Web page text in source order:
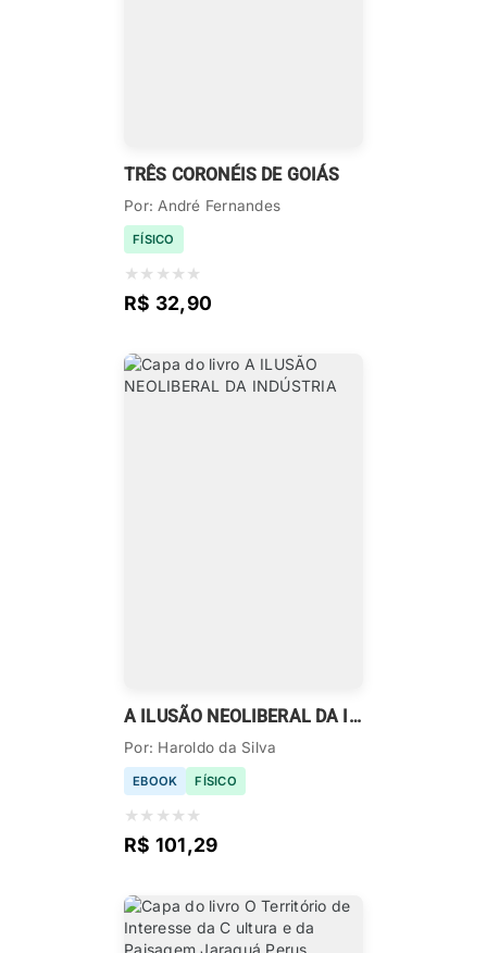
TRÊS CORONÉIS DE GOIÁS
Por: André Fernandes
FÍSICO
★ ★ ★ ★ ★
R$ 32,90
A ILUSÃO NEOLIBERAL DA INDÚSTRIA
Por: Haroldo da Silva
EBOOK FÍSICO
★ ★ ★ ★ ★
R$ 101,29